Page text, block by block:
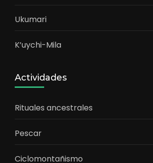
Ukumari
K’uychi-Mila
Actividades
Rituales ancestrales
Pescar
Ciclomontañismo